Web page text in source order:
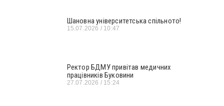
Шановна університетська спільното!
15.07.2026 10:47
Ректор БДМУ привітав медичних
працівників Буковини
27.07.2026 15:24